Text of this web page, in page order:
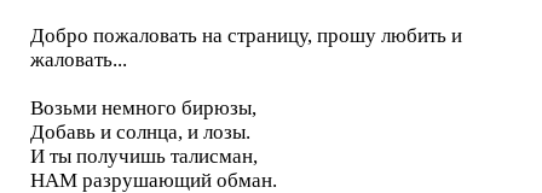
Добро пожаловать на страницу, прошу любить и
жаловать...
Возьми немного бирюзы,
Добавь и солнца, и лозы.
И ты получишь талисман,
НАМ разрушающий обман.